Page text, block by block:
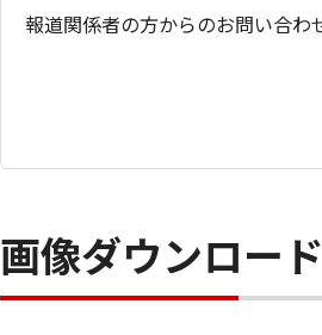
報道関係者の方からのお問い合わ
画像ダウンロード